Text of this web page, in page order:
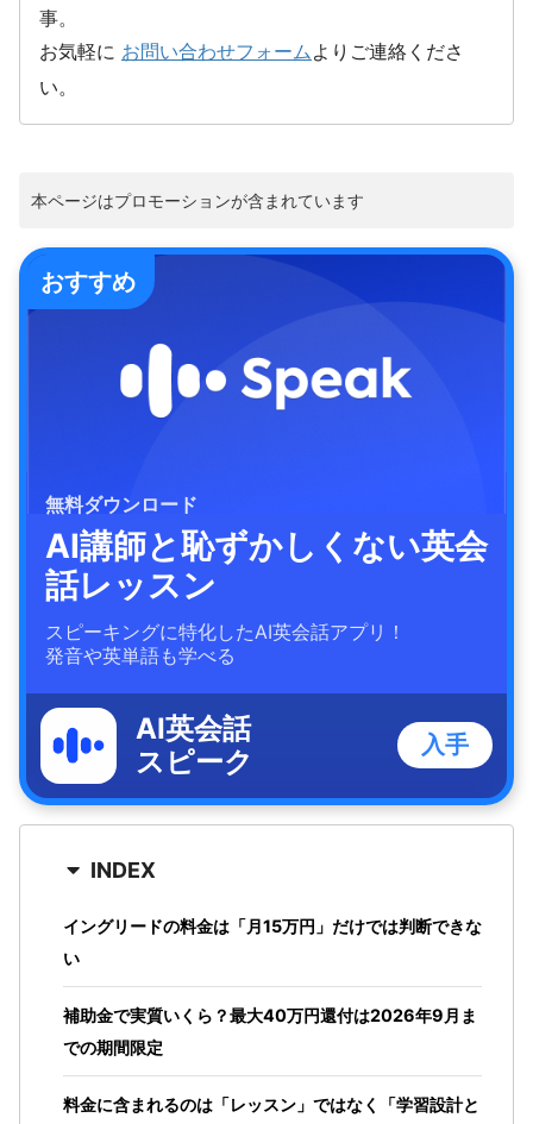
事。
お気軽に お問い合わせフォームよりご連絡くださ
い。
本ページはプロモーションが含まれています
おすすめ
無料ダウンロード
AI講師と恥ずかしくない英会
話レッスン
スピーキングに特化したAI英会話アプリ！
発音や英単語も学べる
AI英会話
スピーク
入手
INDEX
イングリードの料金は「月15万円」だけでは判断できな
い
補助金で実質いくら？最大40万円還付は2026年9月ま
での期間限定
料金に含まれるのは「レッスン」ではなく「学習設計と